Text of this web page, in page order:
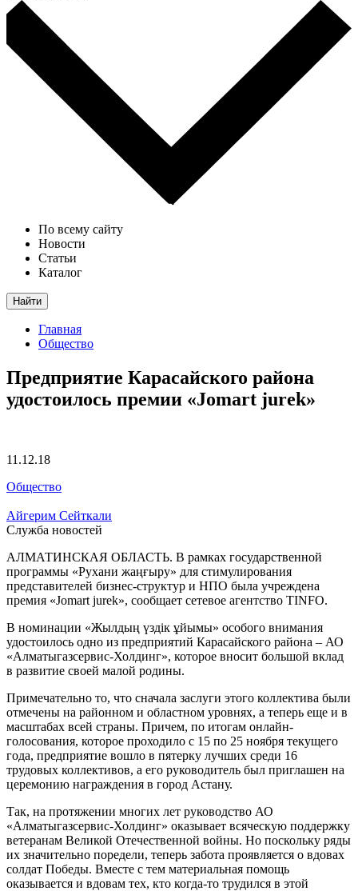
По всему сайту
Новости
Статьи
Каталог
Найти
Главная
Общество
Предприятие Карасайского района
удостоилось премии «Jomart jurek»
11.12.18
Общество
Айгерим Сейткали
Служба новостей
АЛМАТИНСКАЯ ОБЛАСТЬ. В рамках государственной
программы «Рухани жаңғыру» для стимулирования
представителей бизнес-структур и НПО была учреждена
премия «Jomart jurek», сообщает сетевое агентство TINFO.
В номинации «Жылдың үздік ұйымы» особого внимания
удостоилось одно из предприятий Карасайского района – АО
«Алматыгазсервис-Холдинг», которое вносит большой вклад
в развитие своей малой родины.
Примечательно то, что сначала заслуги этого коллектива были
отмечены на районном и областном уровнях, а теперь еще и в
масштабах всей страны. Причем, по итогам онлайн-
голосования, которое проходило с 15 по 25 ноября текущего
года, предприятие вошло в пятерку лучших среди 16
трудовых коллективов, а его руководитель был приглашен на
церемонию награждения в город Астану.
Так, на протяжении многих лет руководство АО
«Алматыгазсервис-Холдинг» оказывает всяческую поддержку
ветеранам Великой Отечественной войны. Но поскольку ряды
их значительно поредели, теперь забота проявляется о вдовах
солдат Победы. Вместе с тем материальная помощь
оказывается и вдовам тех, кто когда-то трудился в этой